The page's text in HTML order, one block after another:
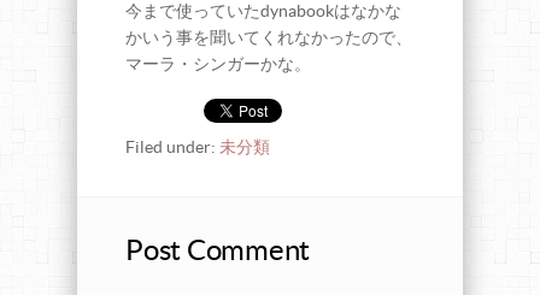
今まで使っていたdynabookはなかな
かいう事を聞いてくれなかったので、
マーラ・シンガーかな。
Filed under: 未分類
Post Comment